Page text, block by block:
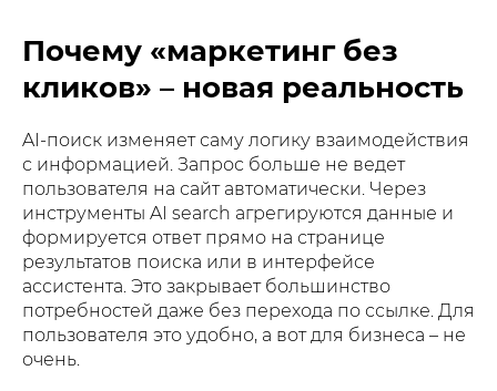
Почему «маркетинг без
кликов» – новая реальность
AI-поиск изменяет саму логику взаимодействия
с информацией. Запрос больше не ведет
пользователя на сайт автоматически. Через
инструменты AI search агрегируются данные и
формируется ответ прямо на странице
результатов поиска или в интерфейсе
ассистента. Это закрывает большинство
потребностей даже без перехода по ссылке. Для
пользователя это удобно, а вот для бизнеса – не
очень.